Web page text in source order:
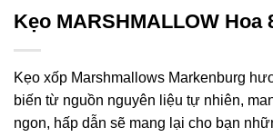
Kẹo MARSHMALLOW Hoa
Kẹo xốp Marshmallows Markenburg
biến từ nguồn nguyên liệu tự nhiên,
ngon, hấp dẫn sẽ mang lại cho bạn